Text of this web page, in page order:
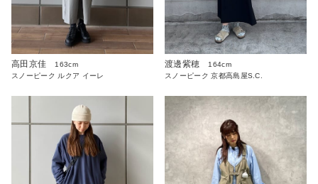
高田京佳
163cm
スノーピーク ルクア イーレ
渡邊紫穂
164cm
スノーピーク 京都高島屋S.C.